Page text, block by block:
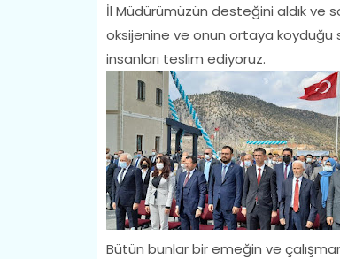
İl Müdürümüzün desteğini aldık ve
oksijenine ve onun ortaya koyduğu
insanları teslim ediyoruz.
Bütün bunlar bir emeğin ve